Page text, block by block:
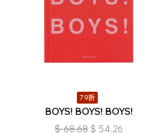
79折
BOYS! BOYS! BOYS!
$ 68.68 $ 54.26